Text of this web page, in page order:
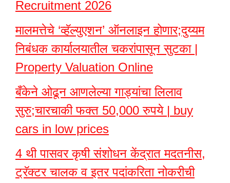
Recruitment 2026
मालमत्तेचे ‘व्हॅल्युएशन’ ऑनलाइन होणार;दुय्यम
निबंधक कार्यालयातील चकरांपासून सुटका |
Property Valuation Online
बँकेने ओढून आणलेल्या गाड्यांचा लिलाव
सुरु;चारचाकी फक्त 50,000 रुपये | buy
cars in low prices
4 थी पासवर कृषी संशोधन केंद्रात मदतनीस,
ट्रॅक्टर चालक व इतर पदांकरिता नोकरीची